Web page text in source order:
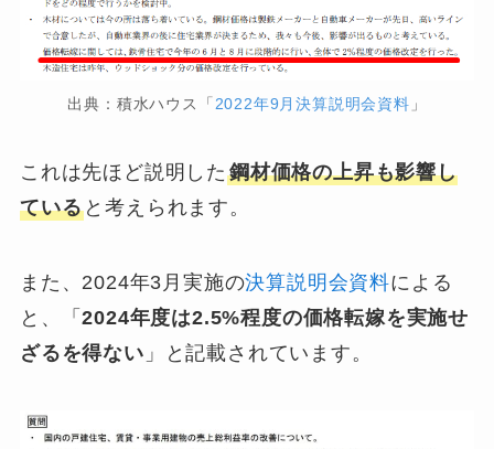
出典：積水ハウス「 2022年9月決算説明会資料 」
これは先ほど説明した 鋼材価格の上昇も影響し
ている と考えられます。
また、2024年3月実施の決算説明会資料による
と、「2024年度は2.5%程度の価格転嫁を実施せ
ざるを得ない 」と記載されています。